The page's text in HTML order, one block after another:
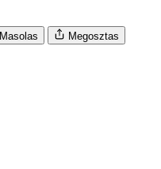
Masolas Megosztas